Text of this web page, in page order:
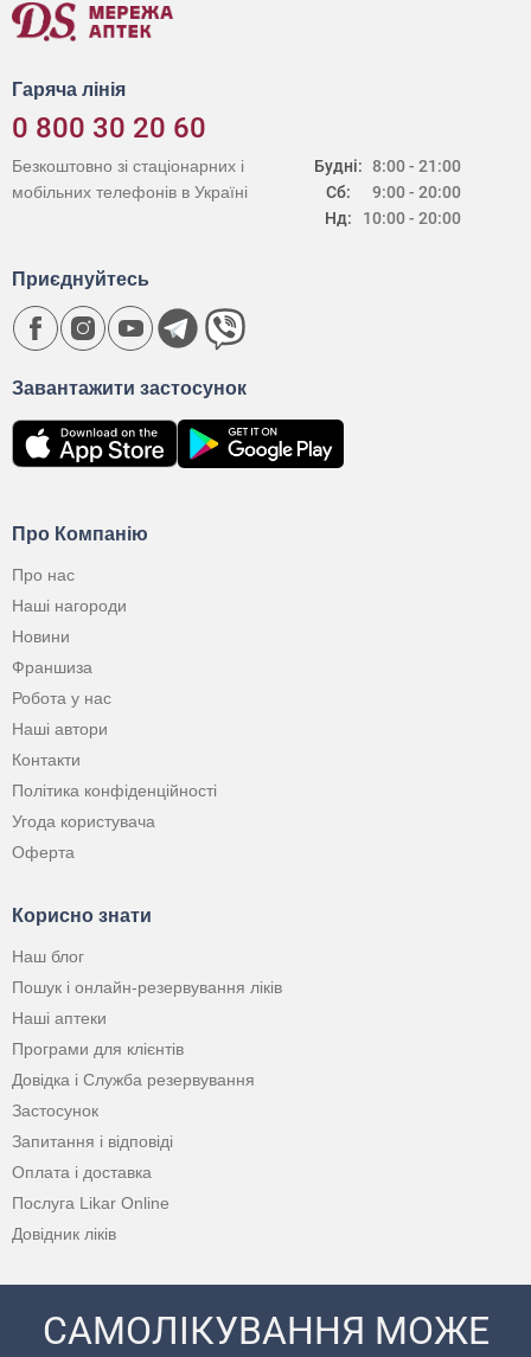
Гаряча лінія
0 800 30 20 60
Будні:
Сб:
Нд:
8:00 - 21:00
9:00 - 20:00
10:00 - 20:00
Безкоштовно зі стаціонарних і
мобільних телефонів в Україні
Про Компанію
Про нас
Наші нагороди
Новини
Франшиза
Робота у нас
Наші автори
Контакти
Політика конфіденційності
Угода користувача
Оферта
Корисно знати
Наш блог
Пошук і онлайн-резервування ліків
Наші аптеки
Програми для клієнтів
Довідка і Служба резервування
Застосунок
Запитання і відповіді
Оплата і доставка
Послуга Likar Online
Довідник ліків
Завантажити застосунок
Приєднуйтесь
САМОЛІКУВАННЯ МОЖЕ